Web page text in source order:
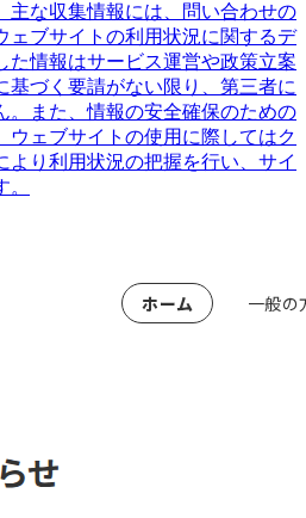
主な収集情報には、問い合わせの
ェブサイトの利用状況に関するデ
た情報はサービス運営や政策立案
基づく要請がない限り、第三者に
。また、情報の安全確保のための
ウェブサイトの使用に際してはク
より利用状況の把握を行い、サイ